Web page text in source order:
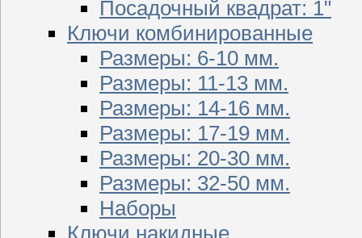
Посадочный квадрат: 1"
Ключи комбинированные
Размеры: 6-10 мм.
Размеры: 11-13 мм.
Размеры: 14-16 мм.
Размеры: 17-19 мм.
Размеры: 20-30 мм.
Размеры: 32-50 мм.
Наборы
Ключи накидные